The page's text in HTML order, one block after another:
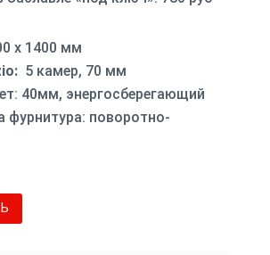
х 1400 мм
5 камер, 70 мм
40мм, энергосберегающий
фурнитура: поворотно-